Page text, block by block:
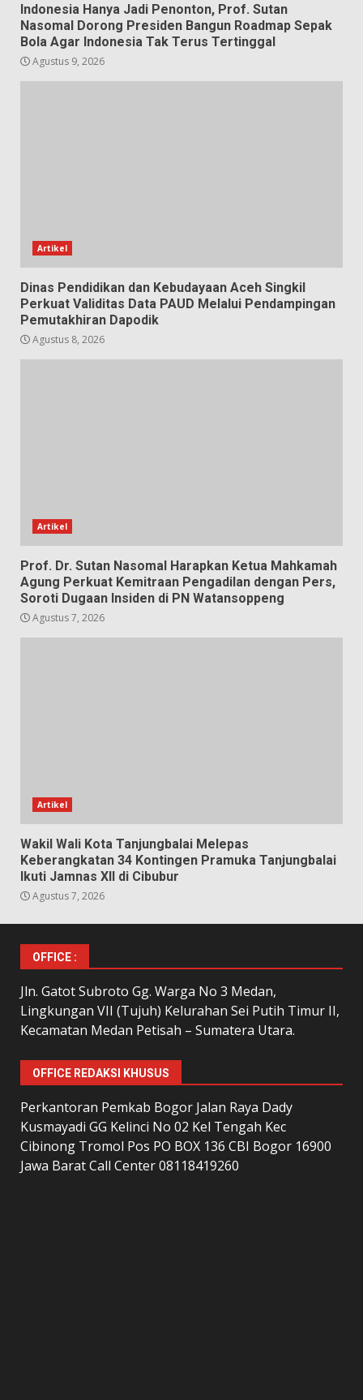
Indonesia Hanya Jadi Penonton, Prof. Sutan
Nasomal Dorong Presiden Bangun Roadmap Sepak
Bola Agar Indonesia Tak Terus Tertinggal
Agustus 9, 2026
Artikel
Dinas Pendidikan dan Kebudayaan Aceh Singkil
Perkuat Validitas Data PAUD Melalui Pendampingan
Pemutakhiran Dapodik
Agustus 8, 2026
Artikel
Prof. Dr. Sutan Nasomal Harapkan Ketua Mahkamah
Agung Perkuat Kemitraan Pengadilan dengan Pers,
Soroti Dugaan Insiden di PN Watansoppeng
Agustus 7, 2026
Artikel
Wakil Wali Kota Tanjungbalai Melepas
Keberangkatan 34 Kontingen Pramuka Tanjungbalai
Ikuti Jamnas XII di Cibubur
Agustus 7, 2026
OFFICE :
Jln. Gatot Subroto Gg. Warga No 3 Medan,
Lingkungan VII (Tujuh) Kelurahan Sei Putih Timur II,
Kecamatan Medan Petisah – Sumatera Utara.
OFFICE REDAKSI KHUSUS
Perkantoran Pemkab Bogor Jalan Raya Dady
Kusmayadi GG Kelinci No 02 Kel Tengah Kec
Cibinong Tromol Pos PO BOX 136 CBI Bogor 16900
Jawa Barat Call Center 08118419260